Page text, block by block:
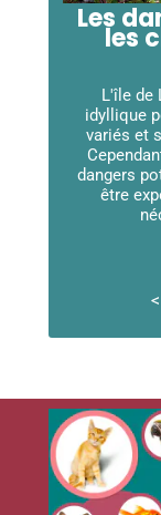
Les
les
L'île de
idyllique
variés et
dangers
être
<